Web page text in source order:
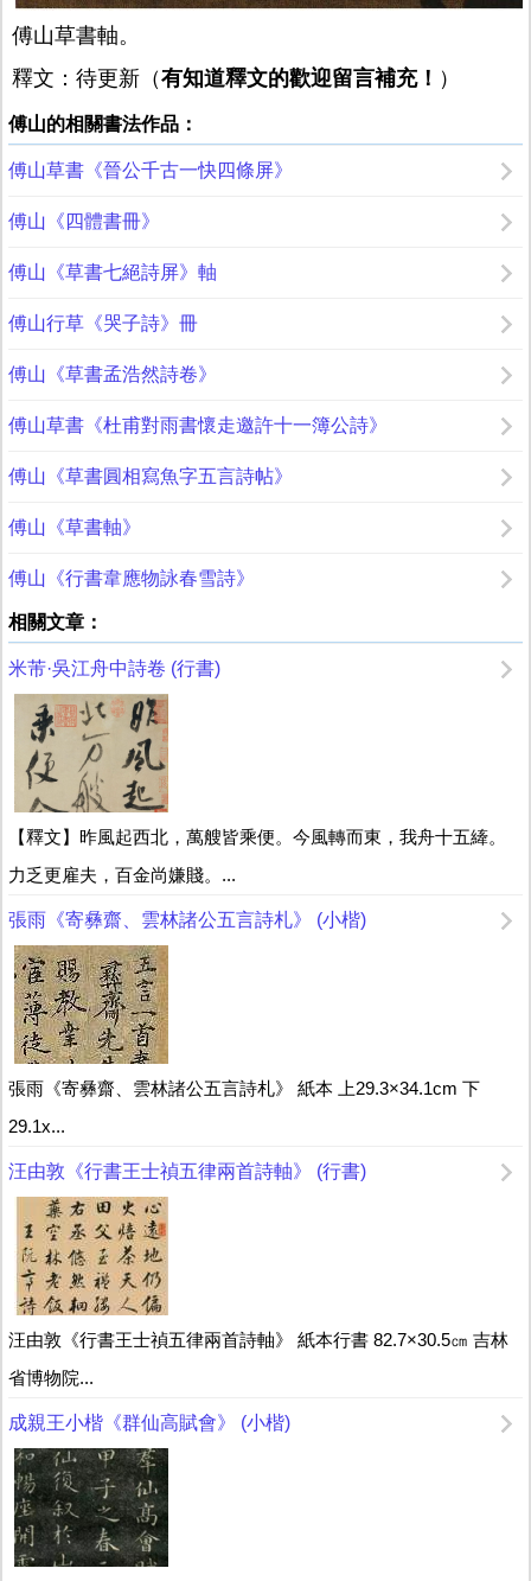
傅山草書軸。
釋文：待更新（有知道釋文的歡迎留言補充！ ）
傅山的相關書法作品：
傅山草書《晉公千古一快四條屏》
傅山《四體書冊》
傅山《草書七絕詩屏》軸
傅山行草《哭子詩》冊
傅山《草書孟浩然詩卷》
傅山草書《杜甫對雨書懷走邀許十一簿公詩》
傅山《草書圓相寫魚字五言詩帖》
傅山《草書軸》
傅山《行書韋應物詠春雪詩》
相關文章：
米芾·吳江舟中詩卷 (行書)
【釋文】昨風起西北，萬艘皆乘便。今風轉而東，我舟十五縴。
力乏更雇夫，百金尚嫌賤。...
張雨《寄彝齋、雲林諸公五言詩札》 (小楷)
張雨《寄彝齋、雲林諸公五言詩札》 紙本 上29.3×34.1cm 下
29.1x...
汪由敦《行書王士禎五律兩首詩軸》 (行書)
汪由敦《行書王士禎五律兩首詩軸》 紙本行書 82.7×30.5㎝ 吉林
省博物院...
成親王小楷《群仙高賦會》 (小楷)